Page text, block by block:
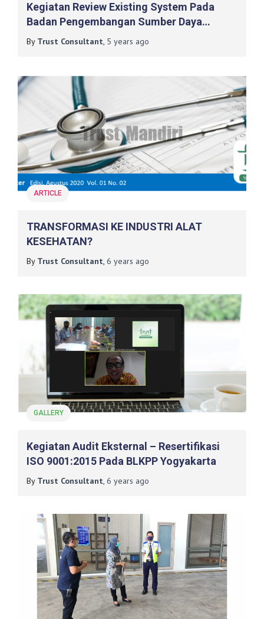
Kegiatan Review Existing System Pada
Badan Pengembangan Sumber Daya
Manusia Dan Pemberdayaan Masyarakat
By Trust Consultant, 5 years ago
ARTICLE
TRANSFORMASI KE INDUSTRI ALAT
KESEHATAN?
By Trust Consultant, 6 years ago
GALLERY
Kegiatan Audit Eksternal – Resertifikasi
ISO 9001:2015 Pada BLKPP Yogyakarta
By Trust Consultant, 6 years ago